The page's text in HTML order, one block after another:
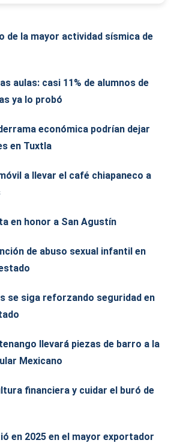
de la mayor actividad sísmica de
aulas: casi 11% de alumnos de
ya lo probó
económica podrían dejar
en Tuxtla
a llevar el café chiapaneco a
en honor a San Agustín
de abuso sexual infantil en
se siga reforzando seguridad en
llevará piezas de barro a la
Mexicano
financiera y cuidar el buró de
en 2025 en el mayor exportador